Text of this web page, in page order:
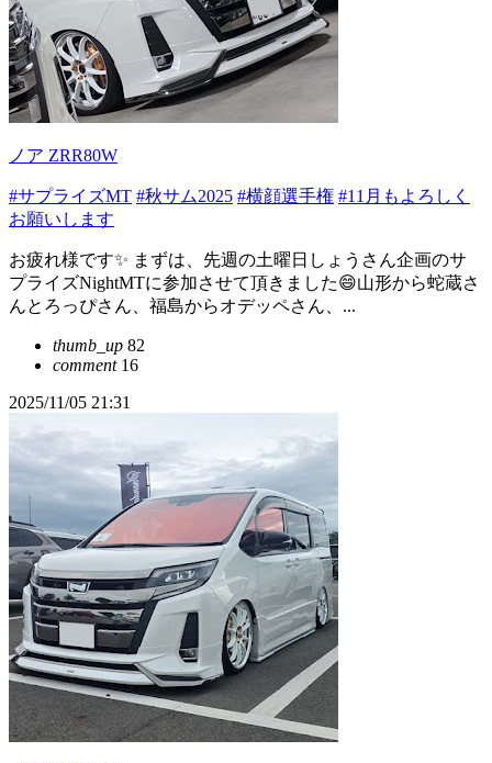
ノア ZRR80W
#サプライズMT #秋サム2025 #横顔選手権 #11月もよろしく
お願いします
お疲れ様です✨️ まずは、先週の土曜日しょうさん企画のサ
プライズNightMTに参加させて頂きました😄山形から蛇蔵さ
んとろっぴさん、福島からオデッペさん、...
thumb_up 82
comment16
2025/11/05 21:31